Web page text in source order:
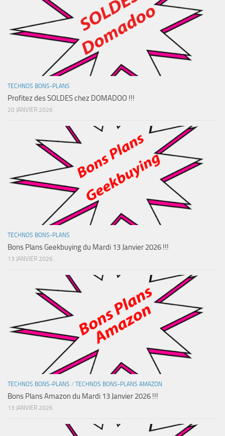
TECHNOS BONS-PLANS
Profitez des SOLDES chez DOMADOO !!!
20 JANVIER 2026
TECHNOS BONS-PLANS
Bons Plans Geekbuying du Mardi 13 Janvier 2026 !!!
13 JANVIER 2026
TECHNOS BONS-PLANS / TECHNOS BONS-PLANS AMAZON
Bons Plans Amazon du Mardi 13 Janvier 2026 !!!
13 JANVIER 2026